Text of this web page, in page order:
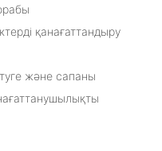
қанағаттандыру
және сапаны